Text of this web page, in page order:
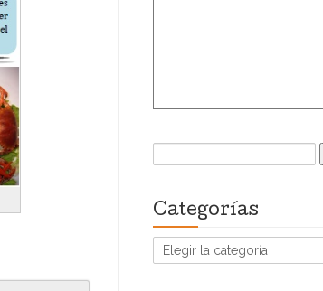
Buscar:
Categorías
Categorías